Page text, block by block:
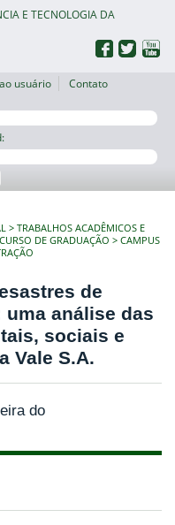
E TECNOLOGIA DA
usuário
Contato
TRABALHOS ACADÊMICOS E
DE GRADUAÇÃO
CAMPUS
de
uma análise das
sociais e
Vale S.A.
do